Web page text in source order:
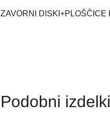
ZAVORNI DISKI+PLOŠČICE
Podobni izdelki